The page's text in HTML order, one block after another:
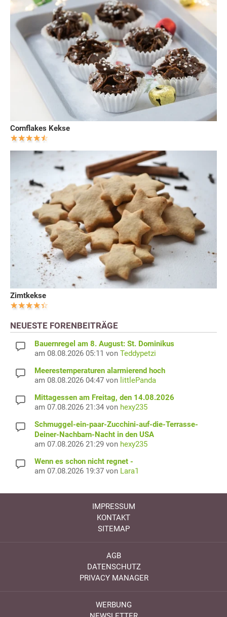
Cornflakes Kekse
Zimtkekse
NEUESTE FORENBEITRÄGE
Bauernregel am 8. August: St. Dominikus
am 08.08.2026 05:11 von Teddypetzi
Meerestemperaturen alarmierend hoch
am 08.08.2026 04:47 von littlePanda
Mittagessen am Freitag, den 14.08.2026
am 07.08.2026 21:34 von hexy235
Schmuggel-ein-paar-Zucchini-auf-die-Terrasse-
Deiner-Nachbarn-Nacht in den USA
am 07.08.2026 21:29 von hexy235
Wenn es schon nicht regnet -
am 07.08.2026 19:37 von Lara1
IMPRESSUM
KONTAKT
SITEMAP
AGB
DATENSCHUTZ
PRIVACY MANAGER
WERBUNG